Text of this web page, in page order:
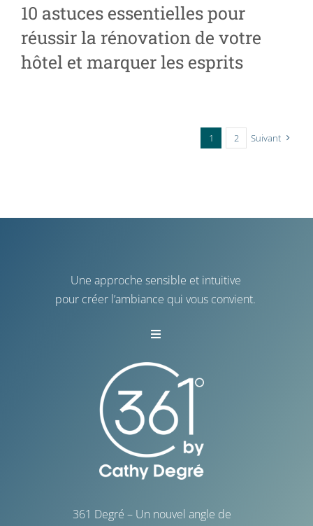
10 astuces essentielles pour
réussir la rénovation de votre
hôtel et marquer les esprits
1 2 Suivant
Une approche sensible et intuitive
pour créer l’ambiance qui vous convient.
Toggle
361 Degré – Un nouvel angle de